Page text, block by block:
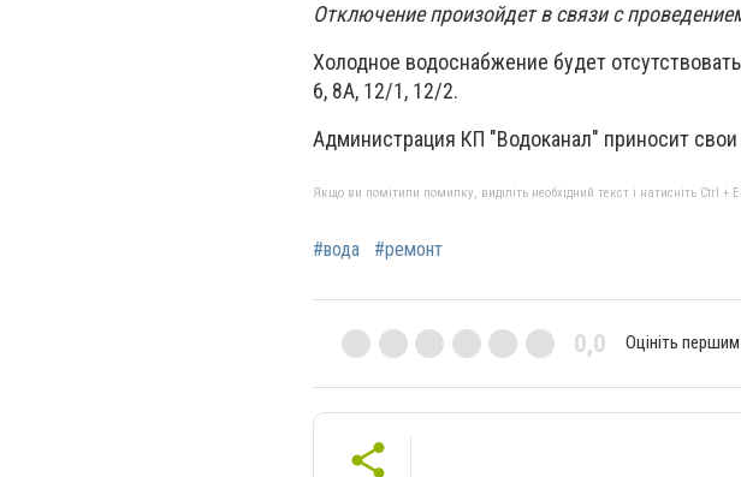
Отключение произойдет в связи с
Холодное водоснабжение будет
6, 8А, 12/1, 12/2.
Администрация КП "Водоканал" приносит
Якщо ви помітили помилку, виділіть необхідний текст і натисніть Ctrl +
#вода #ремонт
0,0 Оцініть першим